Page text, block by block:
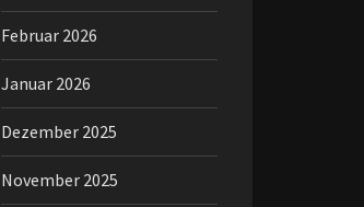
Februar 2026
Januar 2026
Dezember 2025
November 2025